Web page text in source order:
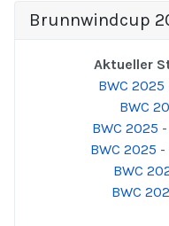
Brunnwindcup
Aktueller
BWC
BWC
BWC 2025
BWC 2025
BWC
BWC